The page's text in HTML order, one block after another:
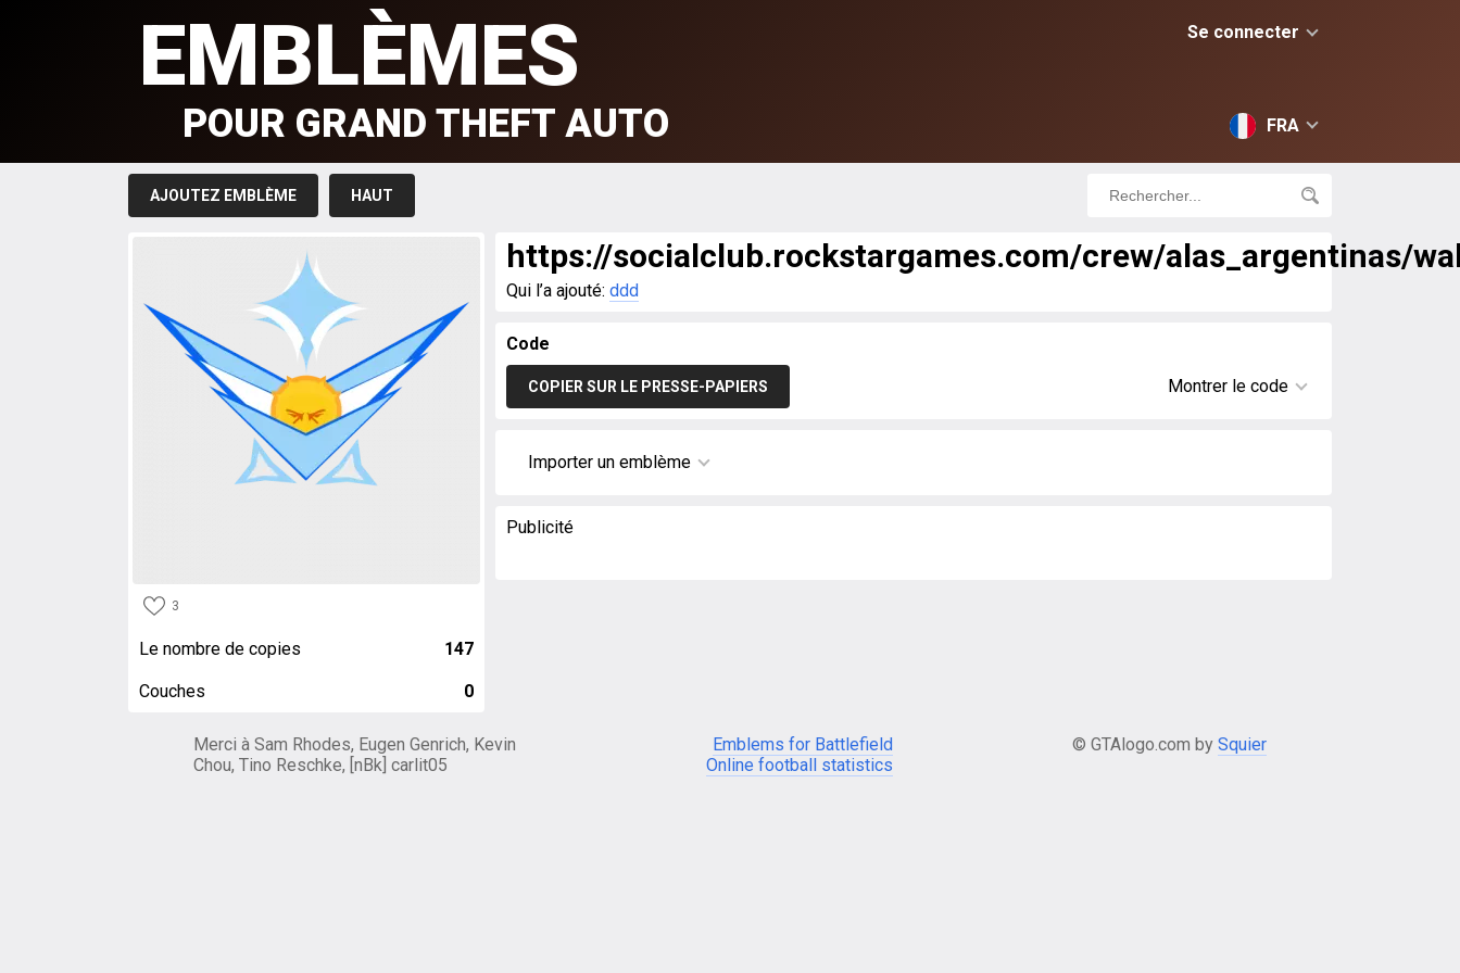
Se connecter
FRA
EMBLÈMES
POUR GRAND THEFT AUTO
AJOUTEZ EMBLÈME HAUT
3
Le nombre de copies 147
Couches 0
https://socialclub.rockstargames.com/crew/alas_argentinas/
Qui l’a ajouté: ddd
Code
COPIER SUR LE PRESSE-PAPIERS Montrer le code
Importer un emblème
Publicité
Merci à Sam Rhodes, Eugen Genrich, Kevin
Chou, Tino Reschke, [nBk] carlit05
Emblems for Battlefield
Online football statistics
© GTAlogo.com by Squier